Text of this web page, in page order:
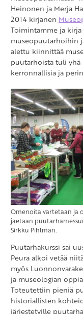
Heinonen ja Merja
2014 kirjanen
Toimintamme ja
museopuutarhoihin
alettu kiinnittää
puutarhoista tuli yhä
kerronnallisia ja
Omenoita vartetaan ja
jaetaan
Sirkku Pihlman.
Puutarhakurssi sai
Peura alkoi vetää
myös
ja museologian
Toteutettiin pieniä
historiallisten
järjestetyille